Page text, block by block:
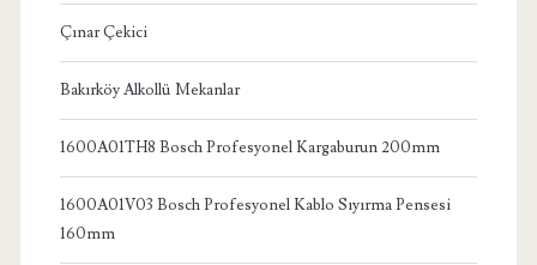
Çınar Çekici
Bakırköy Alkollü Mekanlar
1600A01TH8 Bosch Profesyonel Kargaburun 200mm
1600A01V03 Bosch Profesyonel Kablo Sıyırma Pensesi
160mm